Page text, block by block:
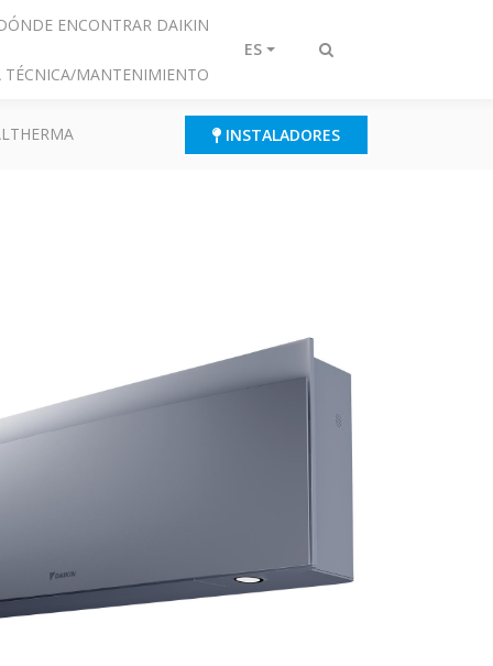
Alternar
ENCONTRAR DAIKIN
TÉCNICA/MANTENIMIENTO
ES
INSTALADORES